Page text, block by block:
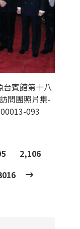
台賓館第十八
問團照片集-
093
2,106